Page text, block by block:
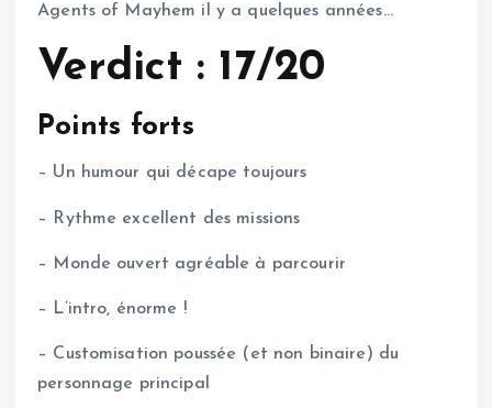
Agents of Mayhem il y a quelques années…
Verdict : 17/20
Points forts
– Un humour qui décape toujours
– Rythme excellent des missions
– Monde ouvert agréable à parcourir
– L’intro, énorme !
– Customisation poussée (et non binaire) du
personnage principal